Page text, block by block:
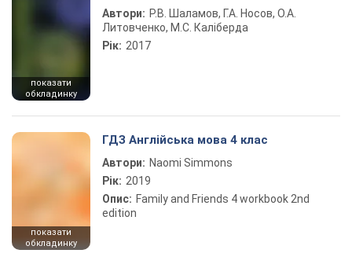
показати
обкладинку
Автори: Р.В. Шаламов, Г.А. Носов, О.А.
Литовченко, М.С. Каліберда
Рік: 2017
показати
обкладинку
ГДЗ Англійська мова 4 клас
Автори: Naomi Simmons
Рік: 2019
Опис: Family and Friends 4 workbook 2nd
edition